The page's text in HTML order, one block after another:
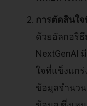
การตัดสินใ
ด้วยอัลกอริธึ
NextGenAI
ใจที่แข็งแก
ข้อมูลจำนว